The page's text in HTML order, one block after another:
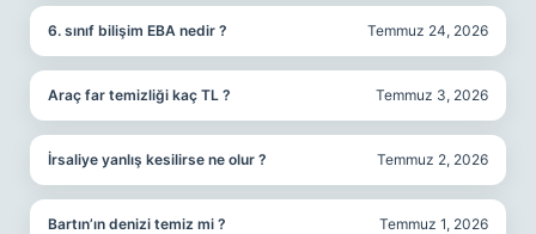
6. sınıf bilişim EBA nedir ? Temmuz 24, 2026
Araç far temizliği kaç TL ? Temmuz 3, 2026
İrsaliye yanlış kesilirse ne olur ? Temmuz 2, 2026
Bartın’ın denizi temiz mi ? Temmuz 1, 2026